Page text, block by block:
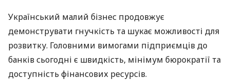
Український малий бізнес продовжує
демонструвати гнучкість та шукає можливості для
розвитку. Головними вимогами підприємців до
банків сьогодні є швидкість, мінімум бюрократії та
доступність фінансових ресурсів.